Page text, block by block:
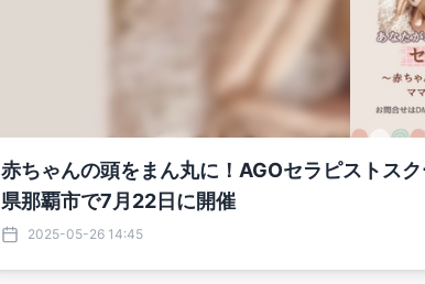
赤ちゃんの頭をまん丸に！AGOセラピスト
県那覇市で7月22日に開催
2025-05-26 14:45